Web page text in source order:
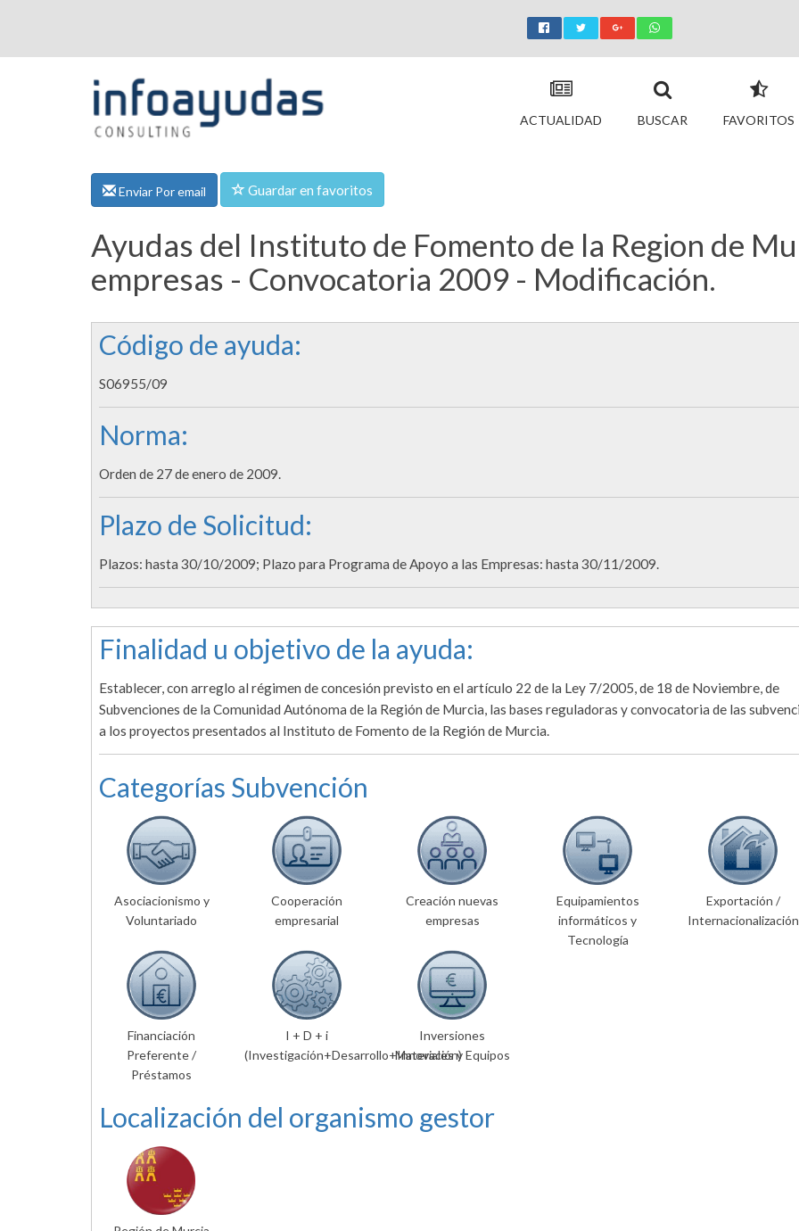
ACTUALIDAD BUSCAR FAVORITOS
Enviar Por email Guardar en favoritos
Ayudas del Instituto de Fomento de la Region de
empresas - Convocatoria 2009 - Modificación.
Código de ayuda:
S06955/09
Norma:
Orden de 27 de enero de 2009.
Plazo de Solicitud:
Plazos: hasta 30/10/2009; Plazo para Programa de Apoyo a las Empresas: hasta 30/11/2009.
Finalidad u objetivo de la ayuda:
Establecer, con arreglo al régimen de concesión previsto en el artículo 22 de la Ley 7/2005, de 18 de Noviembre, de
Subvenciones de la Comunidad Autónoma de la Región de Murcia, las bases reguladoras y convocatoria de las
a los proyectos presentados al Instituto de Fomento de la Región de Murcia.
Categorías Subvención
Asociacionismo y
Voluntariado
Cooperación
empresarial
Creación nuevas
empresas
Equipamientos
informáticos y
Tecnología
Exportación /
Internacionalización
Financiación
Preferente /
Préstamos
I + D + i
(Investigación+Desarrollo+Innovación)
Inversiones
Materiales y Equipos
Localización del organismo gestor